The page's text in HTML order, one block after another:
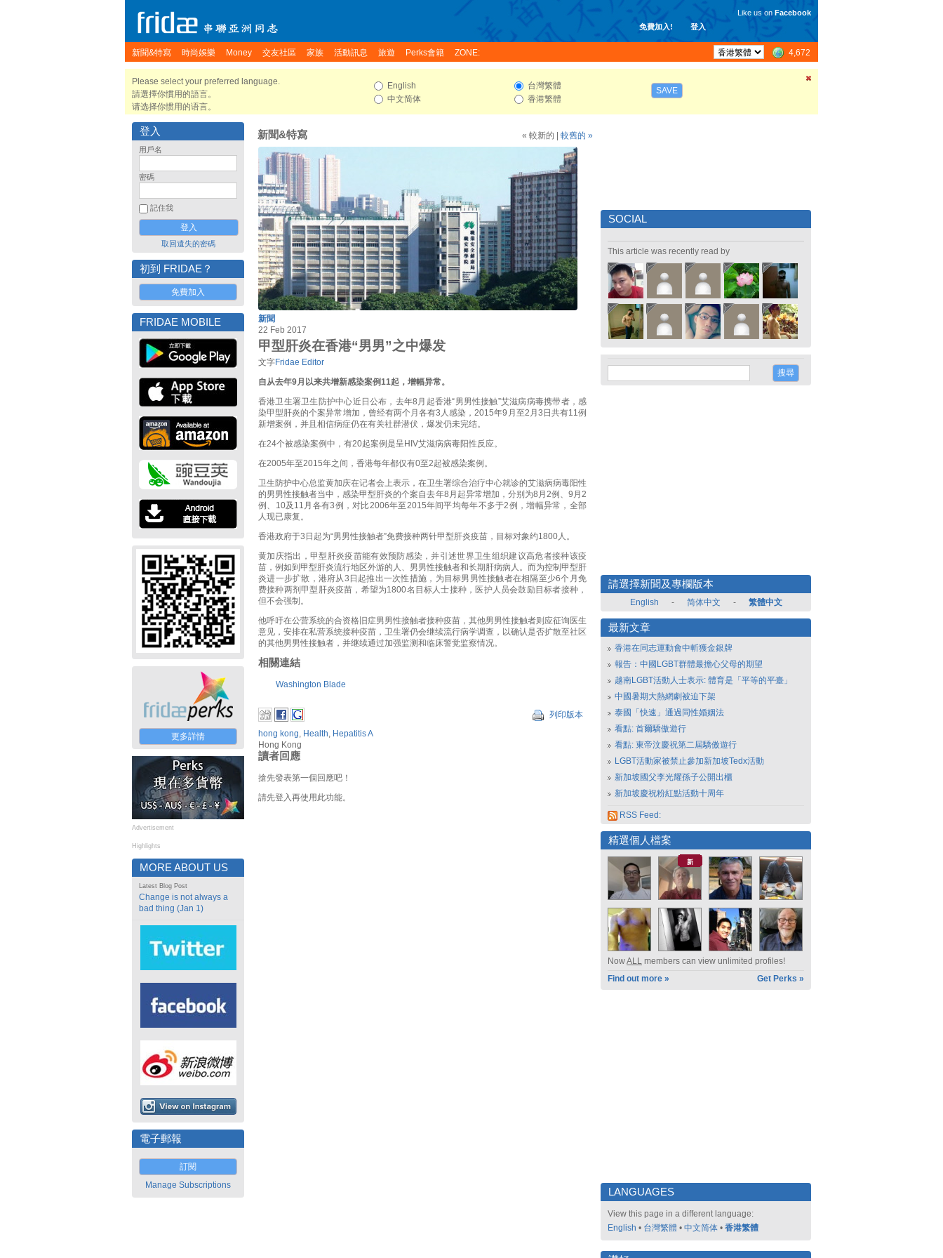
免費加入! 登入
Like us on Facebook
新聞&特寫 時尚娛樂 Money 交友社區 家族 活動訊息 旅遊 Perks會籍 ZONE: 4,672
Please select your preferred language.
請選擇你慣用的語言。
请选择你惯用的语言。
English
中文简体
台灣繁體
香港繁體
SAVE
登入
用戶名
密碼
記住我
取回遺失的密碼
初到 FRIDAE？
免費加入
FRIDAE MOBILE
更多詳情
Advertisement
Highlights
MORE ABOUT US
Latest Blog Post
Change is not always a
bad thing (Jan 1)
電子郵報
訂閱
Manage Subscriptions
新聞&特寫 « 較新的 較舊的 »
新聞
22 Feb 2017
甲型肝炎在香港“男男”之中爆发
文字Fridae Editor
自从去年9月以来共增新感染案例11起，增幅异常。
香港卫生署卫生防护中心近日公布，去年8月起香港“男男性接触”艾滋病病毒携带者，感
染甲型肝炎的个案异常增加，曾经有两个月各有3人感染，2015年9月至2月3日共有11例
新增案例，并且相信病症仍在有关社群潜伏，爆发仍未完结。
在24个被感染案例中，有20起案例是呈HIV艾滋病病毒阳性反应。
在2005年至2015年之间，香港每年都仅有0至2起被感染案例。
卫生防护中心总监黄加庆在记者会上表示，在卫生署综合治疗中心就诊的艾滋病病毒阳性
的男男性接触者当中，感染甲型肝炎的个案自去年8月起异常增加，分别为8月2例、9月2
例、10及11月各有3例，对比2006年至2015年间平均每年不多于2例，增幅异常，全部
人现已康复。
香港政府于3日起为“男男性接触者”免费接种两针甲型肝炎疫苗，目标对象约1800人。
黄加庆指出，甲型肝炎疫苗能有效预防感染，并引述世界卫生组织建议高危者接种该疫
苗，例如到甲型肝炎流行地区外游的人、男男性接触者和长期肝病病人。而为控制甲型肝
炎进一步扩散，港府从3日起推出一次性措施，为目标男男性接触者在相隔至少6个月免
费接种两剂甲型肝炎疫苗，希望为1800名目标人士接种，医护人员会鼓励目标者接种，
但不会强制。
他呼吁在公营系统的合资格旧症男男性接触者接种疫苗，其他男男性接触者则应征询医生
意见，安排在私营系统接种疫苗，卫生署仍会继续流行病学调查，以确认是否扩散至社区
的其他男男性接触者，并继续通过加强监测和临床警觉监察情况。
相關連結
Washington Blade
列印版本
hong kong, Health, Hepatitis A
Hong Kong
讀者回應
搶先發表第一個回應吧！
請先登入再使用此功能。
SOCIAL
This article was recently read by
請選擇新聞及專欄版本
English - 简体中文 - 繁體中文
最新文章
香港在同志運動會中斬獲金銀牌
報告：中國LGBT群體最擔心父母的期望
越南LGBT活動人士表示: 體育是「平等的平臺」
中國暑期大熱網劇被迫下架
泰國「快速」通過同性婚姻法
看點: 首爾驕傲遊行
看點: 東帝汶慶祝第二屆驕傲遊行
LGBT活動家被禁止參加新加坡Tedx活動
新加坡國父李光耀孫子公開出櫃
新加坡慶祝粉紅點活動十周年
RSS Feed:
精選個人檔案
新
NowALL members can view unlimited profiles!
Find out more »
Get Perks »
LANGUAGES
View this page in a different language:
English • 台灣繁體 • 中文简体 • 香港繁體